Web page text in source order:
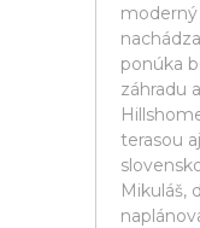
moderný
ponúka
záhradu
terasou
Mikuláš,